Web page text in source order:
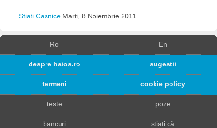
Stiati Casnice Marți, 8 Noiembrie 2011
Ro En
despre haios.ro sugestii
termeni cookie policy
teste poze
bancuri știați că